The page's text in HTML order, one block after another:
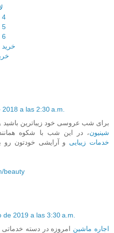
4
5
6
خرید
a las 2:30 a.m.
برای شب عروسی خود زیباترین باشید
شینیون، در این شب با شکوه
خدمات زیبایی و آرایشی خودتون رو
beauty
de 2019 a las 3:30 a.m.
اجاره ماشین امروزه در دسته